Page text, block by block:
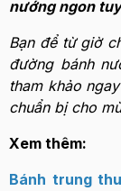
nướng ngon
Bạn để từ giờ
đường bánh
tham khảo
chuẩn bị cho
Xem thêm:
Bánh trung